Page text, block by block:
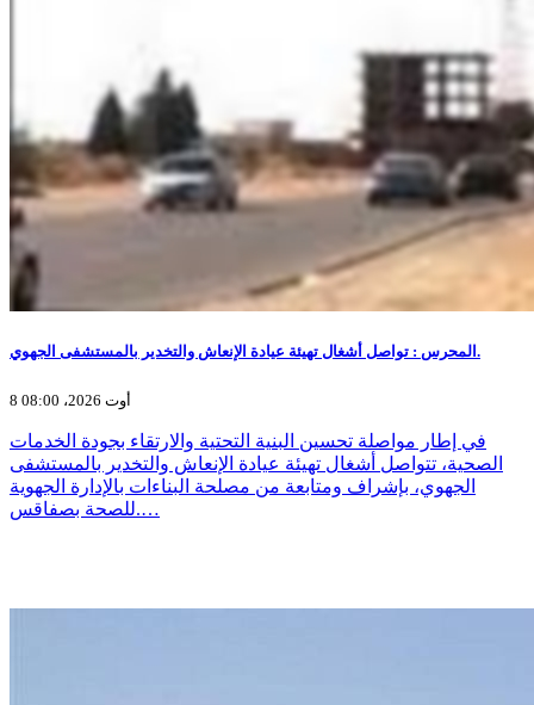
المحرس : تواصل أشغال تهيئة عيادة الإنعاش والتخدير بالمستشفى الجهوي.
8 أوت 2026، 08:00
في إطار مواصلة تحسين البنية التحتية والارتقاء بجودة الخدمات
الصحية، تتواصل أشغال تهيئة عيادة الإنعاش والتخدير بالمستشفى
الجهوي، بإشراف ومتابعة من مصلحة البناءات بالإدارة الجهوية
للصحة بصفاقس.…